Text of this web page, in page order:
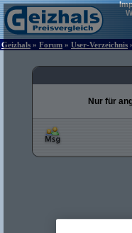
Geizhals » Forum » User-Verzeichnis
Nur für